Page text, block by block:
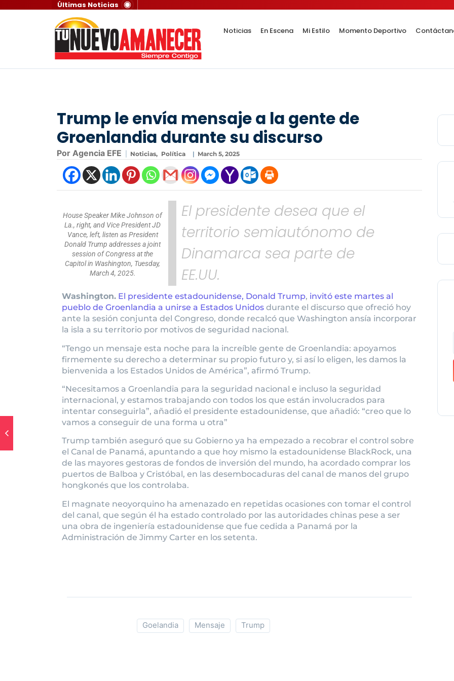
Últimas Noticias
Noticias En Escena Mi Estilo Momento Deportivo
Trump le envía mensaje a la gente de
Groenlandia durante su discurso
Por Agencia EFE Noticias, Política | March 5, 2025
House Speaker Mike Johnson of
La., right, and Vice President JD
Vance, left, listen as President
Donald Trump addresses a joint
session of Congress at the
Capitol in Washington, Tuesday,
March 4, 2025.
El presidente desea que el
territorio semiautónomo de
Dinamarca sea parte de
EE.UU.
Washington. El presidente estadounidense, Donald Trump, invitó este martes al
pueblo de Groenlandia a unirse a Estados Unidos durante el discurso que ofreció hoy
ante la sesión conjunta del Congreso, donde recalcó que Washington ansía incorporar
la isla a su territorio por motivos de seguridad nacional.
“Tengo un mensaje esta noche para la increíble gente de Groenlandia: apoyamos
firmemente su derecho a determinar su propio futuro y, si así lo eligen, les damos la
bienvenida a los Estados Unidos de América”, afirmó Trump.
“Necesitamos a Groenlandia para la seguridad nacional e incluso la seguridad
internacional, y estamos trabajando con todos los que están involucrados para
intentar conseguirla”, añadió el presidente estadounidense, que añadió: “creo que lo
vamos a conseguir de una forma u otra”
Trump también aseguró que su Gobierno ya ha empezado a recobrar el control sobre
el Canal de Panamá, apuntando a que hoy mismo la estadounidense BlackRock, una
de las mayores gestoras de fondos de inversión del mundo, ha acordado comprar los
puertos de Balboa y Cristóbal, en las desembocaduras del canal de manos del grupo
hongkonés que los controlaba.
El magnate neoyorquino ha amenazado en repetidas ocasiones con tomar el control
del canal, que según él ha estado controlado por las autoridades chinas pese a ser
una obra de ingeniería estadounidense que fue cedida a Panamá por la
Administración de Jimmy Carter en los setenta.
Goelandia Mensaje Trump